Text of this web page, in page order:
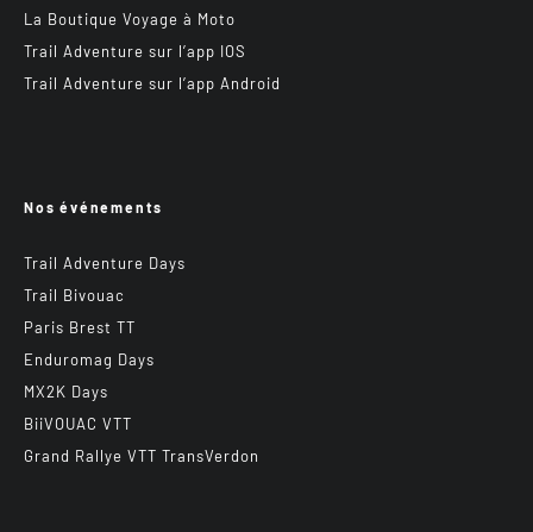
La Boutique Voyage à Moto
Trail Adventure sur l’app IOS
Trail Adventure sur l’app Android
Nos événements
Trail Adventure Days
Trail Bivouac
Paris Brest TT
Enduromag Days
MX2K Days
BiiVOUAC VTT
Grand Rallye VTT TransVerdon